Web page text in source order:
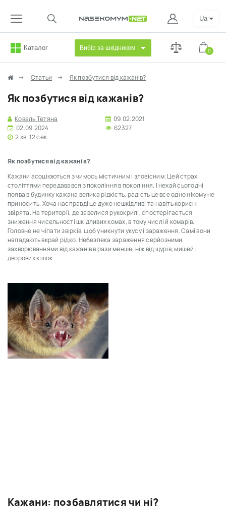
Каталог Вибір за шкідником 0
Ua
Статьи Як позбутися від кажанів?
Як позбутися від кажанів?
Коваль Тетяна
09.02.2021
02.09.2024
62327
2 хв. 12 сек.
Як позбутися від кажанів?
Кажани асоціюються з чимось містичним і зловісним. Цей страх
століттями передавався з покоління в покоління. І нехай сьогодні
поява в будинку кажана велика рідкість, радість це все одно нікому не
приносить. Хоча насправді це дуже нешкідливі та навіть корисні
звірята. На території, де завелися рукокрилі, спостерігається
зниження чисельності шкідливих комах, в тому числі й комарів.
Головне не чіпати звірків, щоб уникнути укусу і зараження. Самі вони
нападають вкрай рідко. Небезпека зараження серйозними
захворюваннями від кажанів в рази менше, ніж від щурів, мишей і
дворових кішок.
Кажани: позбавлятися чи ні?